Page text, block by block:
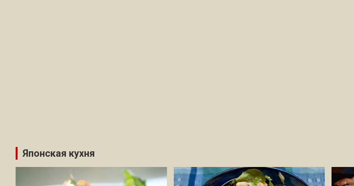
Японская кухня